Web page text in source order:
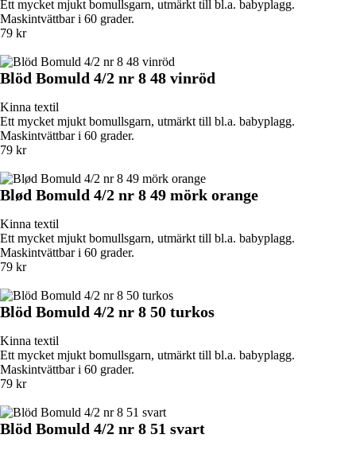
Ett mycket mjukt bomullsgarn, utmärkt till bl.a. babyplagg.
Maskintvättbar i 60 grader.
79 kr
Blöd Bomuld 4/2 nr 8 48 vinröd
Kinna textil
Ett mycket mjukt bomullsgarn, utmärkt till bl.a. babyplagg.
Maskintvättbar i 60 grader.
79 kr
Blød Bomuld 4/2 nr 8 49 mörk orange
Kinna textil
Ett mycket mjukt bomullsgarn, utmärkt till bl.a. babyplagg.
Maskintvättbar i 60 grader.
79 kr
Blöd Bomuld 4/2 nr 8 50 turkos
Kinna textil
Ett mycket mjukt bomullsgarn, utmärkt till bl.a. babyplagg.
Maskintvättbar i 60 grader.
79 kr
Blöd Bomuld 4/2 nr 8 51 svart